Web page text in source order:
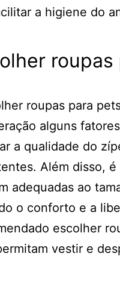
a higiene do
roupas para
alguns
a qualidade do
Além disso,
adequadas ao
o conforto e a
escolher
vestir e